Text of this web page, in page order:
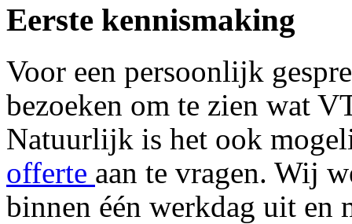
Eerste kennismaking
Voor een persoonlijk
bezoeken om te zien wat
Natuurlijk is het ook
offerte aan te vragen. Wij
binnen één werkdag uit en